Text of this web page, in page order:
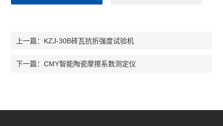
上一篇： KZJ-30B砖瓦抗折强度试验机
下一篇：CMY智能陶瓷摩擦系数测定仪